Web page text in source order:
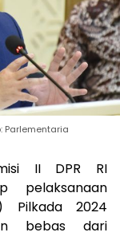
Parlementaria
II DPR RI
pelaksanaan
Pilkada 2024
bebas dari